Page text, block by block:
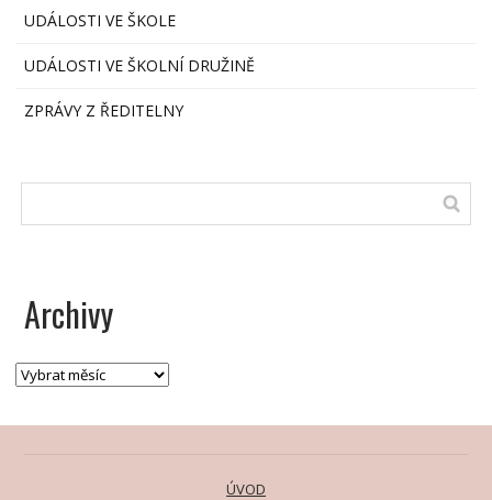
UDÁLOSTI VE ŠKOLE
UDÁLOSTI VE ŠKOLNÍ DRUŽINĚ
ZPRÁVY Z ŘEDITELNY
Archivy
ÚVOD